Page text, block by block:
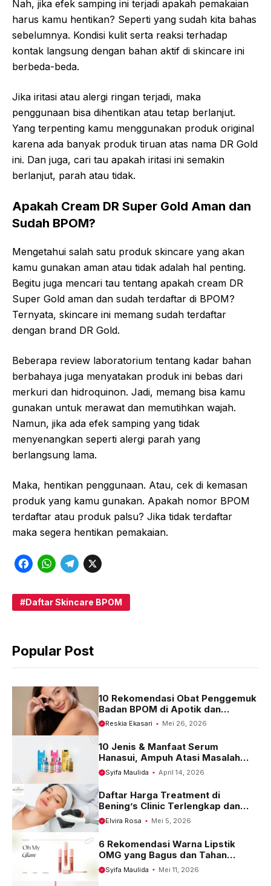
Nah, jika efek samping ini terjadi apakah pemakaian
harus kamu hentikan? Seperti yang sudah kita bahas
sebelumnya. Kondisi kulit serta reaksi terhadap
kontak langsung dengan bahan aktif di skincare ini
berbeda-beda.
Jika iritasi atau alergi ringan terjadi, maka
penggunaan bisa dihentikan atau tetap berlanjut.
Yang terpenting kamu menggunakan produk original
karena ada banyak produk tiruan atas nama DR Gold
ini. Dan juga, cari tau apakah iritasi ini semakin
berlanjut, parah atau tidak.
Apakah Cream DR Super Gold Aman dan
Sudah BPOM?
Mengetahui salah satu produk skincare yang akan
kamu gunakan aman atau tidak adalah hal penting.
Begitu juga mencari tau tentang apakah cream DR
Super Gold aman dan sudah terdaftar di BPOM?
Ternyata, skincare ini memang sudah terdaftar
dengan brand DR Gold.
Beberapa review laboratorium tentang kadar bahan
berbahaya juga menyatakan produk ini bebas dari
merkuri dan hidroquinon. Jadi, memang bisa kamu
gunakan untuk merawat dan memutihkan wajah.
Namun, jika ada efek samping yang tidak
menyenangkan seperti alergi parah yang
berlangsung lama.
Maka, hentikan penggunaan. Atau, cek di kemasan
produk yang kamu gunakan. Apakah nomor BPOM
terdaftar atau produk palsu? Jika tidak terdaftar
maka segera hentikan pemakaian.
F
c
o
W
a
A
p
T
l
r
m
X
Daftar Skincare BPOM
Popular Post
10 Rekomendasi Obat Penggemuk
Badan BPOM di Apotik dan
Harganya
Reskia Ekasari Mei 26, 2026
10 Jenis & Manfaat Serum
Hanasui, Ampuh Atasi Masalah
Kulit
Syifa Maulida April 14, 2026
Daftar Harga Treatment di
Bening’s Clinic Terlengkap dan
Terbaru 2023
Elvira Rosa Mei 5, 2026
6 Rekomendasi Warna Lipstik
OMG yang Bagus dan Tahan
Seharian
Syifa Maulida Mei 11, 2026